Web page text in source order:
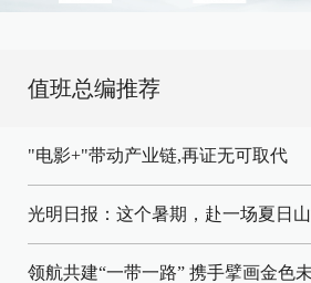
值班总编推荐
"电影+"带动产业链,再证无可取代
光明日报：这个暑期，赴一场夏日
领航共建“一带一路” 携手擘画金色